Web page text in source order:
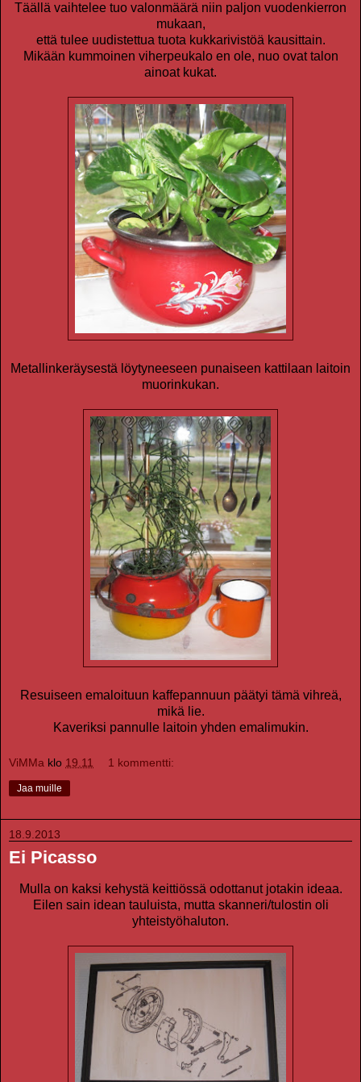
Täällä vaihtelee tuo valonmäärä niin paljon vuodenkierron
mukaan,
että tulee uudistettua tuota kukkarivistöä kausittain.
Mikään kummoinen viherpeukalo en ole, nuo ovat talon
ainoat kukat.
Metallinkeräysestä löytyneeseen punaiseen kattilaan laitoin
muorinkukan.
Resuiseen emaloituun kaffepannuun päätyi tämä vihreä,
mikä lie.
Kaveriksi pannulle laitoin yhden emalimukin.
ViMMa klo 19.11 1 kommentti:
Jaa muille
18.9.2013
Ei Picasso
Mulla on kaksi kehystä keittiössä odottanut jotakin ideaa.
Eilen sain idean tauluista, mutta skanneri/tulostin oli
yhteistyöhaluton.